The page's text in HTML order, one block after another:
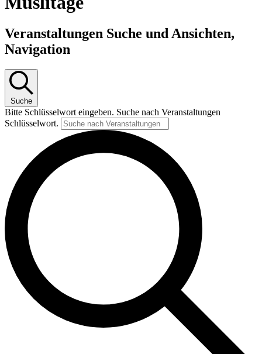
Veranstaltungen Suche und Ansichten,
Navigation
Suche
Bitte Schlüsselwort eingeben. Suche nach Veranstaltungen
Schlüsselwort.